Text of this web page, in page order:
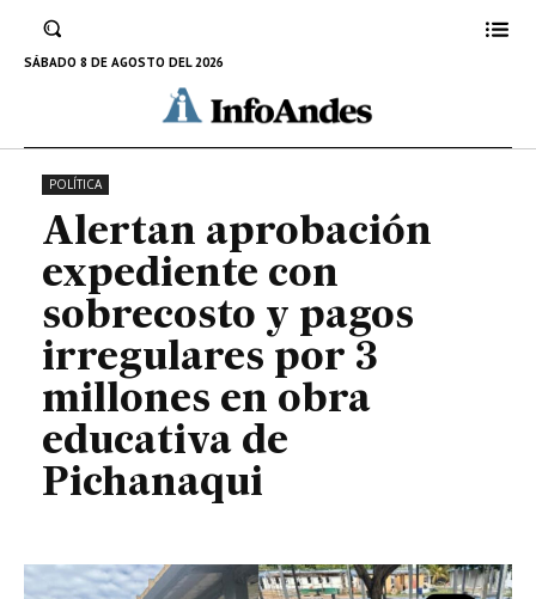
SÁBADO 8 DE AGOSTO DEL 2026
irregulares por 3 millones en
obra educativa de Pichanaqui
15 DE SEPTIEMBRE DE 2025
POLÍTICA
Alertan aprobación
expediente con
sobrecosto y pagos
irregulares por 3
millones en obra
educativa de
Pichanaqui